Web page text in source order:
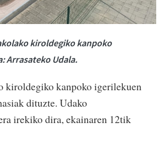
kiroldegiko kanpoko
Arrasateko Udala.
kiroldegiko kanpoko igerilekuen
dituzte. Udako
irekiko dira, ekainaren 12tik